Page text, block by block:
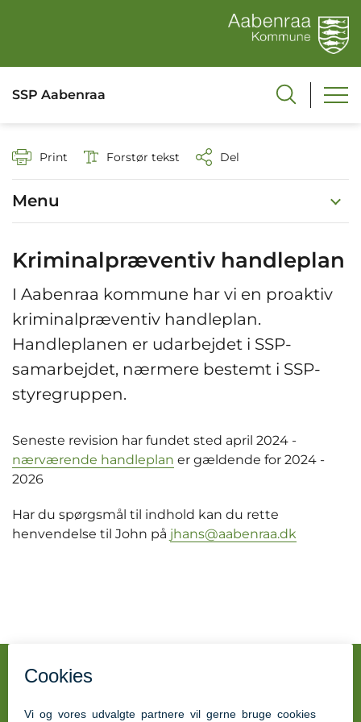
SSP Aabenraa
Print Forstør tekst Del
Menu
Kriminalpræventiv handleplan
I Aabenraa kommune har vi en proaktiv
kriminalpræventiv handleplan.
Handleplanen er udarbejdet i SSP-
samarbejdet, nærmere bestemt i SSP-
styregruppen.
Seneste revision har fundet sted april 2024 -
nærværende handleplan er gældende for 2024 -
2026
Har du spørgsmål til indhold kan du rette
henvendelse til John på jhans@aabenraa.dk